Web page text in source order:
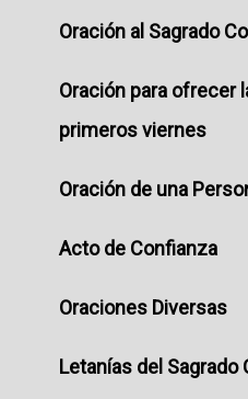
Oración al Sagrado
Oración para ofrecer
primeros viernes
Oración de una
Acto de Confianza
Oraciones Diversas
Letanías del Sagrado